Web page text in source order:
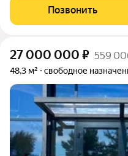
вниманию современное
парке
Позвонить
27 000 000 ₽ 559
48,3 м² свободное